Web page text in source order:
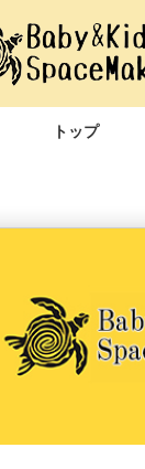
トップ